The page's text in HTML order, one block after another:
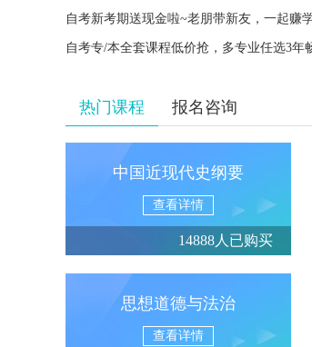
自考新考期送现金啦~老朋带新友，一起赚
自考专/本全套课程低价抢，多专业任选3年
热门课程 报名咨询
中国近现代史纲要
查看详情
14888人已购买
思想道德与法治
查看详情